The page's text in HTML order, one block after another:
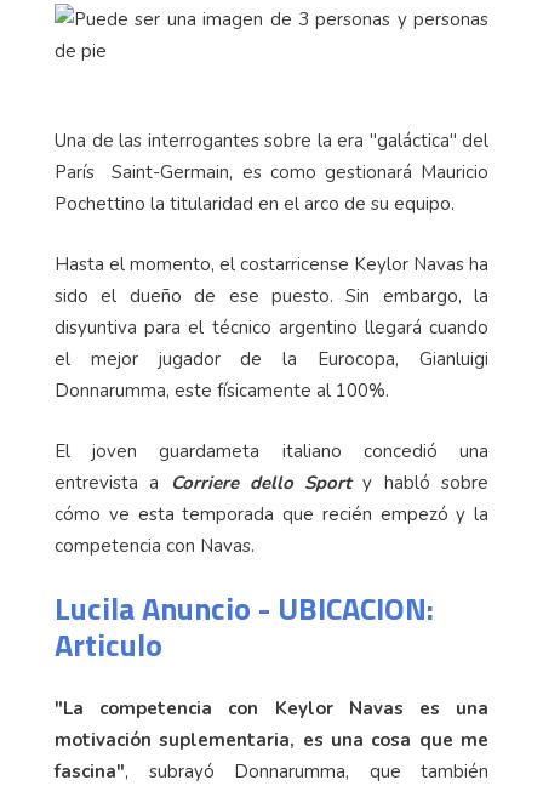
Una de las interrogantes sobre la era "galáctica" del
París Saint-Germain, es como gestionará Mauricio
Pochettino la titularidad en el arco de su equipo.
Hasta el momento, el costarricense Keylor Navas ha
sido el dueño de ese puesto. Sin embargo, la
disyuntiva para el técnico argentino llegará cuando
el mejor jugador de la Eurocopa, Gianluigi
Donnarumma, este físicamente al 100%.
El joven guardameta italiano concedió una
entrevista a
Corriere dello Sporty habló sobre
cómo ve esta temporada que recién empezó y la
competencia con Navas.
Lucila Anuncio - UBICACION:
Articulo
"La competencia con Keylor Navas es una
motivación suplementaria, es una cosa que me
fascina", subrayó Donnarumma, que también